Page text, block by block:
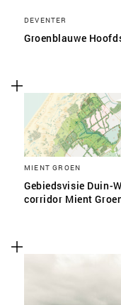
DEVENTER
Groenblauwe
MIENT GROEN
Gebiedsvisie Duin-
corridor Mient